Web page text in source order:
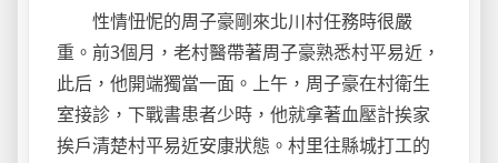
性情忸怩的周子豪剛來北川村任務時很嚴
重。前3個月，老村醫帶著周子豪熟悉村平易近，
此后，他開端獨當一面。上午，周子豪在村衛生
室接診，下戰書患者少時，他就拿著血壓計挨家
挨戶清楚村平易近安康狀態。村里往縣城打工的